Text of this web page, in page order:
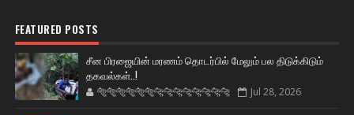
FEATURED POSTS
சீன பிரஜையின் மரணம் தொடர்பில் மேலும் பல திடுக்கிடும்
தகவல்கள்..!
🐅🐅🐅🐅🐅🐅🐆🐆🐆🐆🐆🐆🐆🐆 Jul 28, 2026